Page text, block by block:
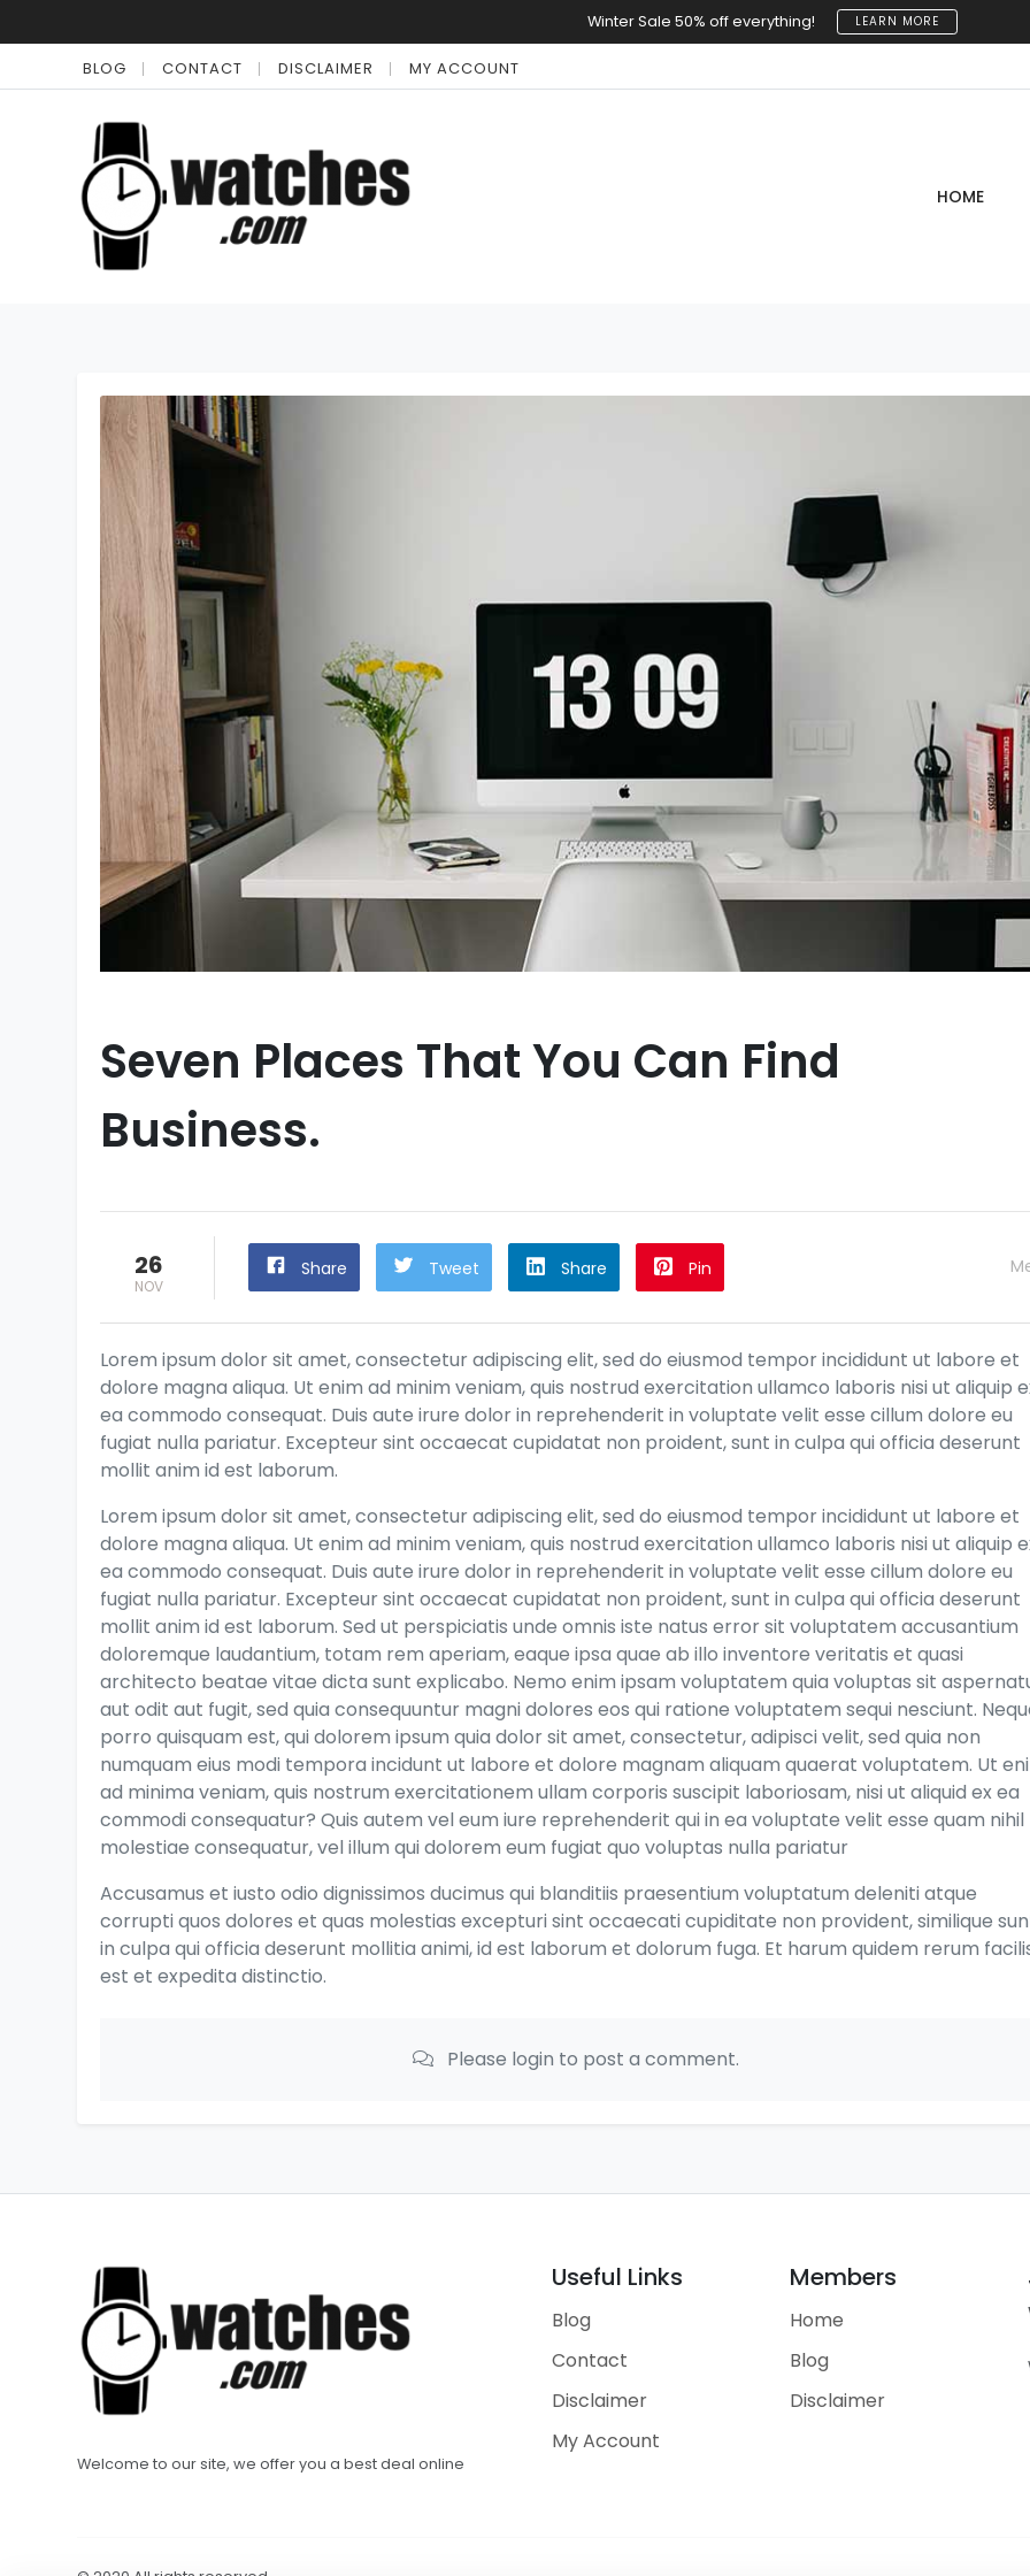
Winter Sale 50% off everything! LEARN MORE
BLOG CONTACT DISCLAIMER MY ACCOUNT
HOME
Seven Places That You Can Find
Business.
26
NOV
Share Tweet Share Pin
Lorem ipsum dolor sit amet, consectetur adipiscing elit, sed do eiusmod tempor incididunt ut labore et
dolore magna aliqua. Ut enim ad minim veniam, quis nostrud exercitation ullamco laboris nisi ut aliquip
ea commodo consequat. Duis aute irure dolor in reprehenderit in voluptate velit esse cillum dolore eu
fugiat nulla pariatur. Excepteur sint occaecat cupidatat non proident, sunt in culpa qui officia deserunt
mollit anim id est laborum.
Lorem ipsum dolor sit amet, consectetur adipiscing elit, sed do eiusmod tempor incididunt ut labore et
dolore magna aliqua. Ut enim ad minim veniam, quis nostrud exercitation ullamco laboris nisi ut aliquip
ea commodo consequat. Duis aute irure dolor in reprehenderit in voluptate velit esse cillum dolore eu
fugiat nulla pariatur. Excepteur sint occaecat cupidatat non proident, sunt in culpa qui officia deserunt
mollit anim id est laborum. Sed ut perspiciatis unde omnis iste natus error sit voluptatem accusantium
doloremque laudantium, totam rem aperiam, eaque ipsa quae ab illo inventore veritatis et quasi
architecto beatae vitae dicta sunt explicabo. Nemo enim ipsam voluptatem quia voluptas sit
aut odit aut fugit, sed quia consequuntur magni dolores eos qui ratione voluptatem sequi nesciunt.
porro quisquam est, qui dolorem ipsum quia dolor sit amet, consectetur, adipisci velit, sed quia non
numquam eius modi tempora incidunt ut labore et dolore magnam aliquam quaerat voluptatem. Ut
ad minima veniam, quis nostrum exercitationem ullam corporis suscipit laboriosam, nisi ut aliquid ex ea
commodi consequatur? Quis autem vel eum iure reprehenderit qui in ea voluptate velit esse quam nihil
molestiae consequatur, vel illum qui dolorem eum fugiat quo voluptas nulla pariatur
Accusamus et iusto odio dignissimos ducimus qui blanditiis praesentium voluptatum deleniti atque
corrupti quos dolores et quas molestias excepturi sint occaecati cupiditate non provident, similique
in culpa qui officia deserunt mollitia animi, id est laborum et dolorum fuga. Et harum quidem rerum
est et expedita distinctio.
Please login to post a comment.
Welcome to our site, we offer you a best deal online
Useful Links
Blog
Contact
Disclaimer
My Account
Members
Home
Blog
Disclaimer